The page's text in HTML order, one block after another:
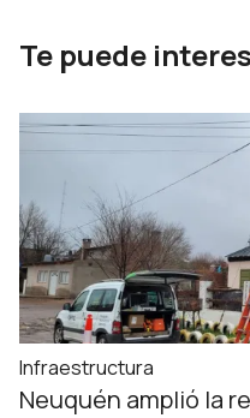
Te puede
Infraestructura
Neuquén amplió la